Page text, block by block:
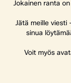
Jokainen ranta
Jätä meille
sinua
Voit myös